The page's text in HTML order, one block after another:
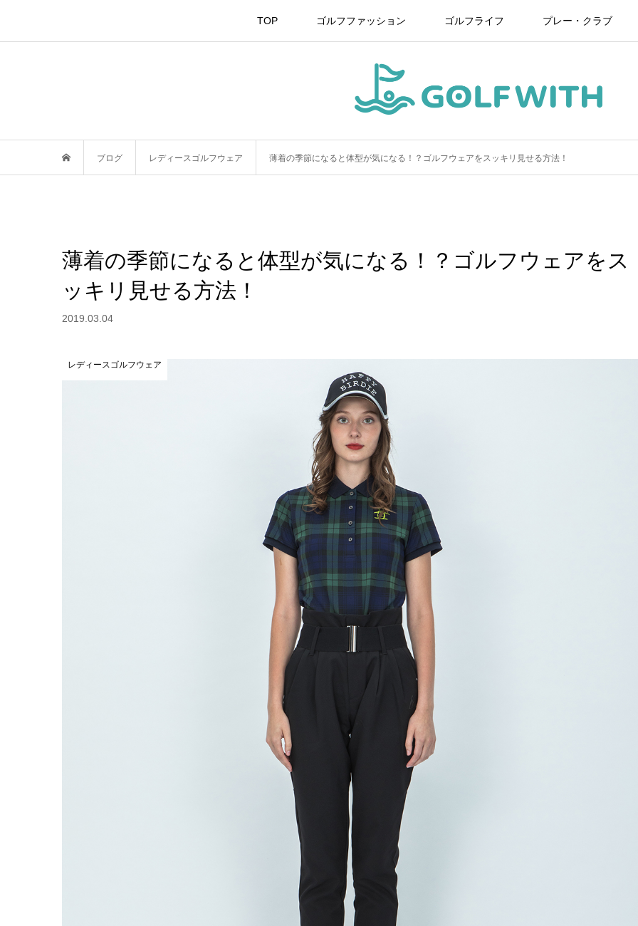
TOP ゴルフファッション ゴルフライフ プレー・クラブ
ブログ レディースゴルフウェア 薄着の季節になると体型が気になる！？ゴルフウェアをスッキリ見せる方法！
薄着の季節になると体型が気になる！？ゴルフウェアをス
ッキリ見せる方法！
2019.03.04
レディースゴルフウェア